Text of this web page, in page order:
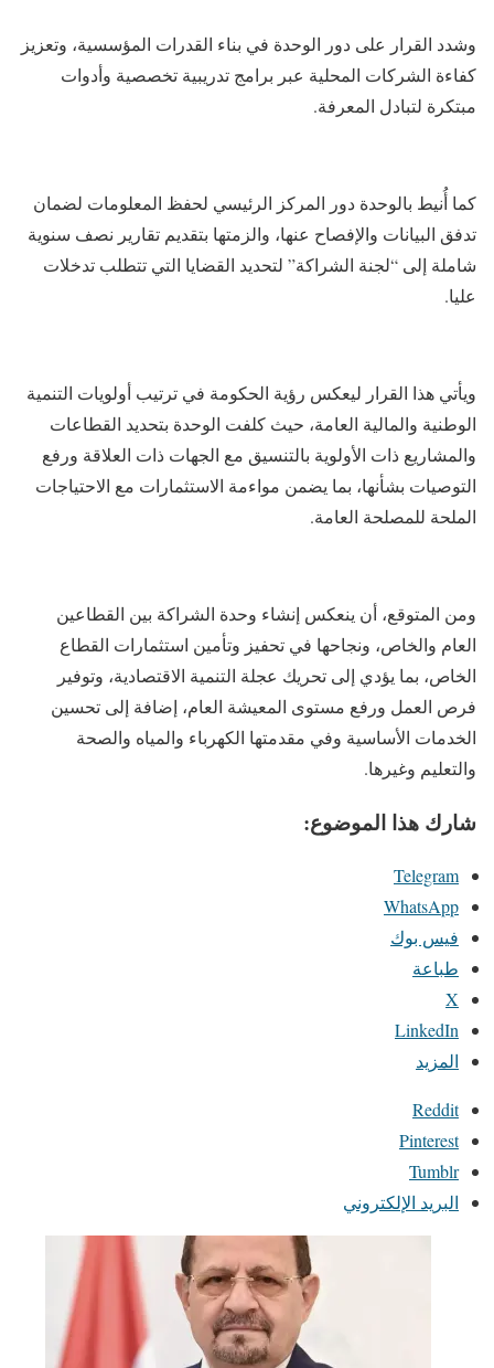
وشدد القرار على دور الوحدة في بناء القدرات المؤسسية، وتعزيز
كفاءة الشركات المحلية عبر برامج تدريبية تخصصية وأدوات
مبتكرة لتبادل المعرفة.
كما أُنيط بالوحدة دور المركز الرئيسي لحفظ المعلومات لضمان
تدفق البيانات والإفصاح عنها، والزمتها بتقديم تقارير نصف سنوية
شاملة إلى “لجنة الشراكة” لتحديد القضايا التي تتطلب تدخلات
عليا.
ويأتي هذا القرار ليعكس رؤية الحكومة في ترتيب أولويات التنمية
الوطنية والمالية العامة، حيث كلفت الوحدة بتحديد القطاعات
والمشاريع ذات الأولوية بالتنسيق مع الجهات ذات العلاقة ورفع
التوصيات بشأنها، بما يضمن مواءمة الاستثمارات مع الاحتياجات
الملحة للمصلحة العامة.
ومن المتوقع، أن ينعكس إنشاء وحدة الشراكة بين القطاعين
العام والخاص، ونجاحها في تحفيز وتأمين استثمارات القطاع
الخاص، بما يؤدي إلى تحريك عجلة التنمية الاقتصادية، وتوفير
فرص العمل ورفع مستوى المعيشة العام، إضافة إلى تحسين
الخدمات الأساسية وفي مقدمتها الكهرباء والمياه والصحة
والتعليم وغيرها.
شارك هذا الموضوع:
Telegram
WhatsApp
فيس بوك
طباعة
X
LinkedIn
المزيد
Reddit
Pinterest
Tumblr
البريد الإلكتروني